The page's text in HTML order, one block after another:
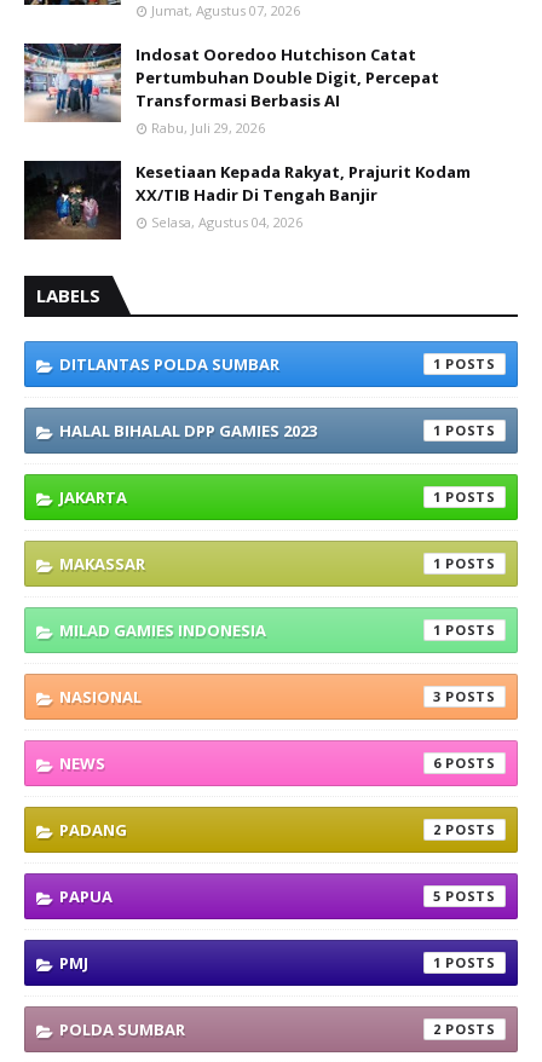
Jumat, Agustus 07, 2026
Indosat Ooredoo Hutchison Catat
Pertumbuhan Double Digit, Percepat
Transformasi Berbasis AI
Rabu, Juli 29, 2026
Kesetiaan Kepada Rakyat, Prajurit Kodam
XX/TIB Hadir Di Tengah Banjir
Selasa, Agustus 04, 2026
LABELS
DITLANTAS POLDA SUMBAR 1
HALAL BIHALAL DPP GAMIES 2023 1
JAKARTA 1
MAKASSAR 1
MILAD GAMIES INDONESIA 1
NASIONAL 3
NEWS 6
PADANG 2
PAPUA 5
PMJ 1
POLDA SUMBAR 2